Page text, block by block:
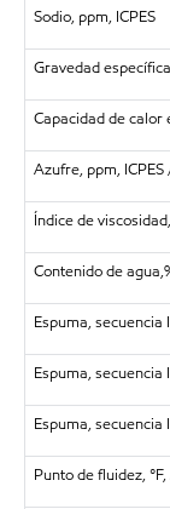
Sodio, ppm, ICPES
Gravedad
Capacidad de calor
Azufre, ppm, ICPES
Índice de
Contenido de
Espuma, secuencia
Espuma, secuencia
Espuma, secuencia
Punto de fluidez,